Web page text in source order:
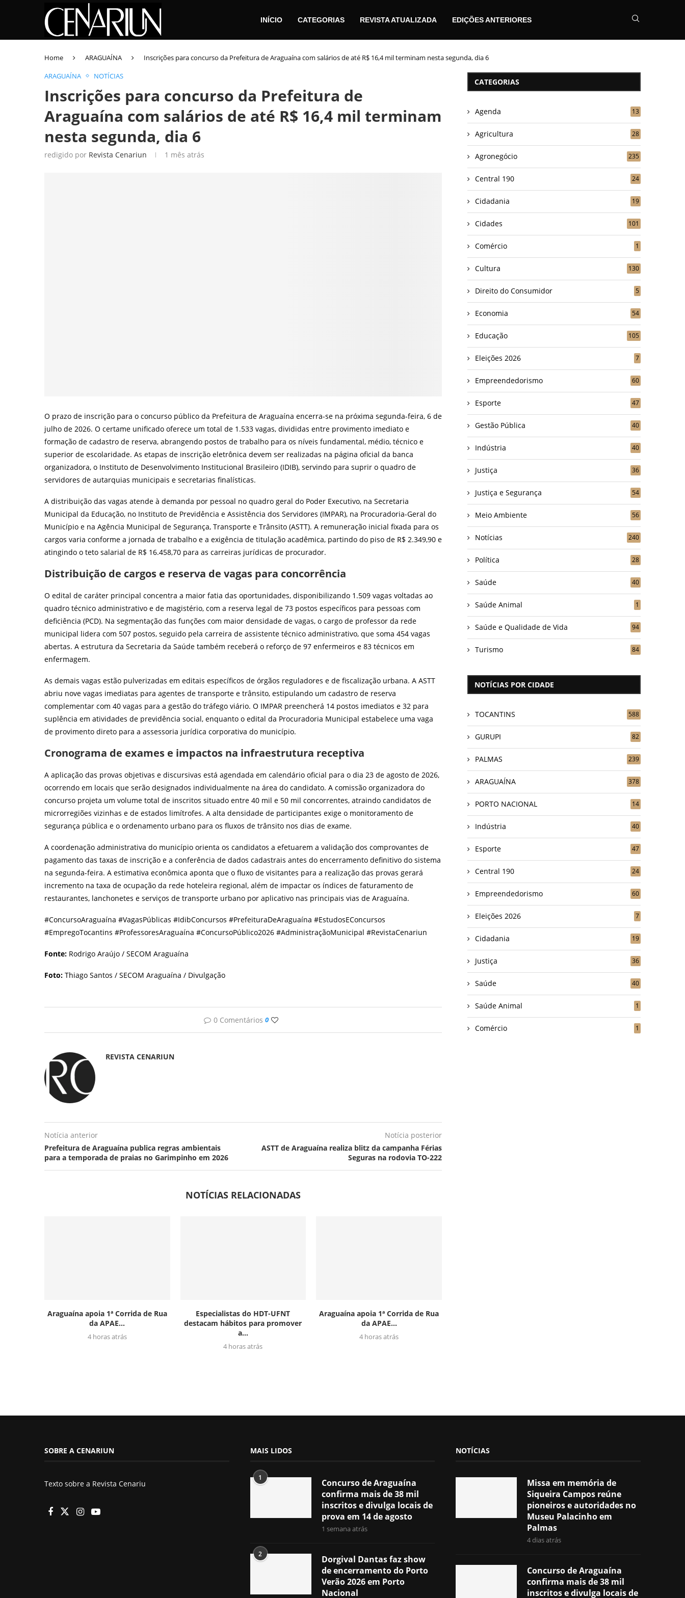
INÍCIO CATEGORIAS REVISTA ATUALIZADA EDIÇÕES ANTERIORES
Home ARAGUAÍNA
Inscrições para concurso da Prefeitura de Araguaína com salários de até R$ 16,4 mil terminam nesta segunda, dia 6
ARAGUAÍNA
NOTÍCIAS
Inscrições para concurso da Prefeitura de
Araguaína com salários de até R$ 16,4 mil terminam
nesta segunda, dia 6
redigido por Revista Cenariun 1 mês atrás
O prazo de inscrição para o concurso público da Prefeitura de Araguaína encerra-se na próxima segunda-feira, 6 de
julho de 2026. O certame unificado oferece um total de 1.533 vagas, divididas entre provimento imediato e
formação de cadastro de reserva, abrangendo postos de trabalho para os níveis fundamental, médio, técnico e
superior de escolaridade. As etapas de inscrição eletrônica devem ser realizadas na página oficial da banca
organizadora, o Instituto de Desenvolvimento Institucional Brasileiro (IDIB), servindo para suprir o quadro de
servidores de autarquias municipais e secretarias finalísticas.
A distribuição das vagas atende à demanda por pessoal no quadro geral do Poder Executivo, na Secretaria
Municipal da Educação, no Instituto de Previdência e Assistência dos Servidores (IMPAR), na Procuradoria-Geral do
Município e na Agência Municipal de Segurança, Transporte e Trânsito (ASTT). A remuneração inicial fixada para os
cargos varia conforme a jornada de trabalho e a exigência de titulação acadêmica, partindo do piso de R$ 2.349,90 e
atingindo o teto salarial de R$ 16.458,70 para as carreiras jurídicas de procurador.
Distribuição de cargos e reserva de vagas para concorrência
O edital de caráter principal concentra a maior fatia das oportunidades, disponibilizando 1.509 vagas voltadas ao
quadro técnico administrativo e de magistério, com a reserva legal de 73 postos específicos para pessoas com
deficiência (PCD). Na segmentação das funções com maior densidade de vagas, o cargo de professor da rede
municipal lidera com 507 postos, seguido pela carreira de assistente técnico administrativo, que soma 454 vagas
abertas. A estrutura da Secretaria da Saúde também receberá o reforço de 97 enfermeiros e 83 técnicos em
enfermagem.
As demais vagas estão pulverizadas em editais específicos de órgãos reguladores e de fiscalização urbana. A ASTT
abriu nove vagas imediatas para agentes de transporte e trânsito, estipulando um cadastro de reserva
complementar com 40 vagas para a gestão do tráfego viário. O IMPAR preencherá 14 postos imediatos e 32 para
suplência em atividades de previdência social, enquanto o edital da Procuradoria Municipal estabelece uma vaga
de provimento direto para a assessoria jurídica corporativa do município.
Cronograma de exames e impactos na infraestrutura receptiva
A aplicação das provas objetivas e discursivas está agendada em calendário oficial para o dia 23 de agosto de 2026,
ocorrendo em locais que serão designados individualmente na área do candidato. A comissão organizadora do
concurso projeta um volume total de inscritos situado entre 40 mil e 50 mil concorrentes, atraindo candidatos de
microrregiões vizinhas e de estados limítrofes. A alta densidade de participantes exige o monitoramento de
segurança pública e o ordenamento urbano para os fluxos de trânsito nos dias de exame.
A coordenação administrativa do município orienta os candidatos a efetuarem a validação dos comprovantes de
pagamento das taxas de inscrição e a conferência de dados cadastrais antes do encerramento definitivo do sistema
na segunda-feira. A estimativa econômica aponta que o fluxo de visitantes para a realização das provas gerará
incremento na taxa de ocupação da rede hoteleira regional, além de impactar os índices de faturamento de
restaurantes, lanchonetes e serviços de transporte urbano por aplicativo nas principais vias de Araguaína.
#ConcursoAraguaína #VagasPúblicas #IdibConcursos #PrefeituraDeAraguaína #EstudosEConcursos
#EmpregoTocantins #ProfessoresAraguaína #ConcursoPúblico2026 #AdministraçãoMunicipal #RevistaCenariun
Fonte: Rodrigo Araújo / SECOM Araguaína
Foto: Thiago Santos / SECOM Araguaína / Divulgação
0 Comentários 0
REVISTA CENARIUN
Notícia anterior
Prefeitura de Araguaína publica regras ambientais
para a temporada de praias no Garimpinho em 2026
Notícia posterior
ASTT de Araguaína realiza blitz da campanha Férias
Seguras na rodovia TO-222
NOTÍCIAS RELACIONADAS
Araguaína apoia 1ª Corrida de Rua
da APAE...
4 horas atrás
Especialistas do HDT-UFNT
destacam hábitos para promover
a...
4 horas atrás
Araguaína apoia 1ª Corrida de Rua
da APAE...
4 horas atrás
CATEGORIAS
Agenda 13
Agricultura 28
Agronegócio 235
Central 190 24
Cidadania 19
Cidades 101
Comércio 1
Cultura 130
Direito do Consumidor 5
Economia 54
Educação 105
Eleições 2026 7
Empreendedorismo 60
Esporte 47
Gestão Pública 40
Indústria 40
Justiça 36
Justiça e Segurança 54
Meio Ambiente 56
Notícias 240
Política 28
Saúde 40
Saúde Animal 1
Saúde e Qualidade de Vida 94
Turismo 84
NOTÍCIAS POR CIDADE
TOCANTINS 588
GURUPI 82
PALMAS 239
ARAGUAÍNA 378
PORTO NACIONAL 14
Indústria 40
Esporte 47
Central 190 24
Empreendedorismo 60
Eleições 2026 7
Cidadania 19
Justiça 36
Saúde 40
Saúde Animal 1
Comércio 1
SOBRE A CENARIUN
Texto sobre a Revista Cenariu
MAIS LIDOS
1
Concurso de Araguaína
confirma mais de 38 mil
inscritos e divulga locais de
prova em 14 de agosto
1 semana atrás
2
Dorgival Dantas faz show
de encerramento do Porto
Verão 2026 em Porto
Nacional
NOTÍCIAS
Missa em memória de
Siqueira Campos reúne
pioneiros e autoridades no
Museu Palacinho em
Palmas
4 dias atrás
Concurso de Araguaína
confirma mais de 38 mil
inscritos e divulga locais de